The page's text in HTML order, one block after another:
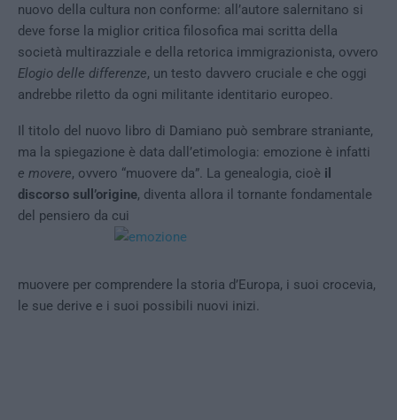
nuovo della cultura non conforme: all’autore salernitano si
deve forse la miglior critica filosofica mai scritta della
società multirazziale e della retorica immigrazionista, ovvero
Elogio delle differenze, un testo davvero cruciale e che oggi
andrebbe riletto da ogni militante identitario europeo.
Il titolo del nuovo libro di Damiano può sembrare straniante,
ma la spiegazione è data dall’etimologia: emozione è infatti
e movere, ovvero “muovere da”. La genealogia, cioè il
discorso sull’origine, diventa allora il tornante fondamentale
del pensiero da cui
muovere per comprendere la storia d’Europa, i suoi crocevia,
le sue derive e i suoi possibili nuovi inizi.